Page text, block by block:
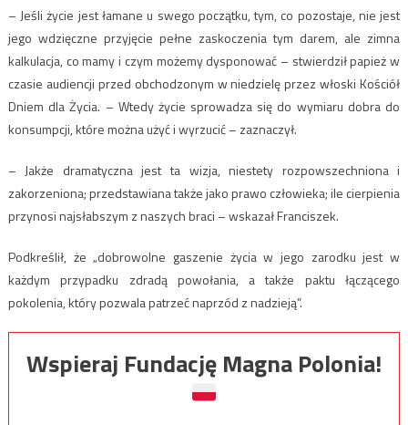
– Jeśli życie jest łamane u swego początku, tym, co pozostaje, nie jest
jego wdzięczne przyjęcie pełne zaskoczenia tym darem, ale zimna
kalkulacja, co mamy i czym możemy dysponować – stwierdził papież w
czasie audiencji przed obchodzonym w niedzielę przez włoski Kościół
Dniem dla Życia. – Wtedy życie sprowadza się do wymiaru dobra do
konsumpcji, które można użyć i wyrzucić – zaznaczył.
– Jakże dramatyczna jest ta wizja, niestety rozpowszechniona i
zakorzeniona; przedstawiana także jako prawo człowieka; ile cierpienia
przynosi najsłabszym z naszych braci – wskazał Franciszek.
Podkreślił, że „dobrowolne gaszenie życia w jego zarodku jest w
każdym przypadku zdradą powołania, a także paktu łączącego
pokolenia, który pozwala patrzeć naprzód z nadzieją”.
Wspieraj Fundację Magna Polonia!